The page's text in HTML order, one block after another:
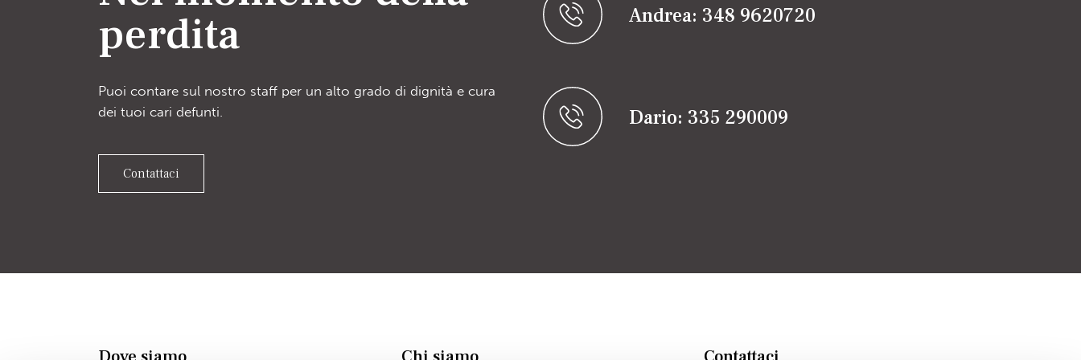
perdita
Puoi contare sul nostro staff per un alto grado di dignità e cura
dei tuoi cari defunti.
Contattaci
Andrea: 348 9620720
Dario: 335 290009